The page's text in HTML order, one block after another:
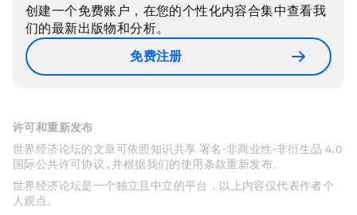
创建一个免费账户，在您的个性化内容合集中查看我
们的最新出版物和分析。
免费注册
许可和重新发布
世界经济论坛的文章可依照知识共享 署名-非商业性-非衍生品 4.0
国际公共许可协议 , 并根据我们的使用条款重新发布。
世界经济论坛是一个独立且中立的平台，以上内容仅代表作者个
人观点。